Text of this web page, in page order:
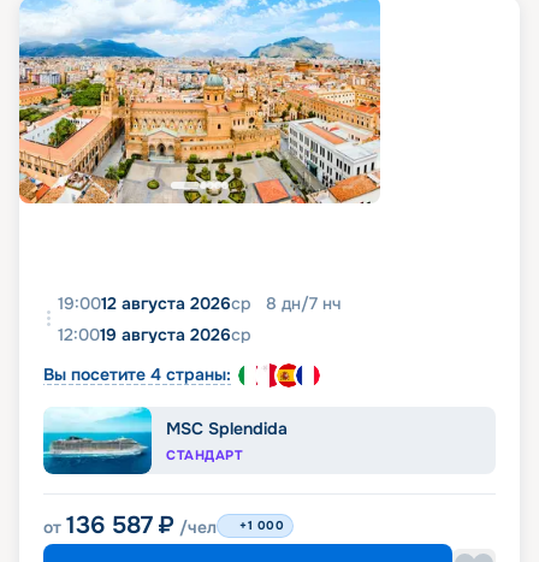
19:0012 августа 2026ср 8 дн/7 нч
12:0019 августа 2026ср
Вы посетите 4 страны:
MSC Splendida
СТАНДАРТ
от 136 587 ₽ /чел +1 000